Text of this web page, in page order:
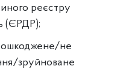
реєстру
(ЄРДР);
не
зруйноване